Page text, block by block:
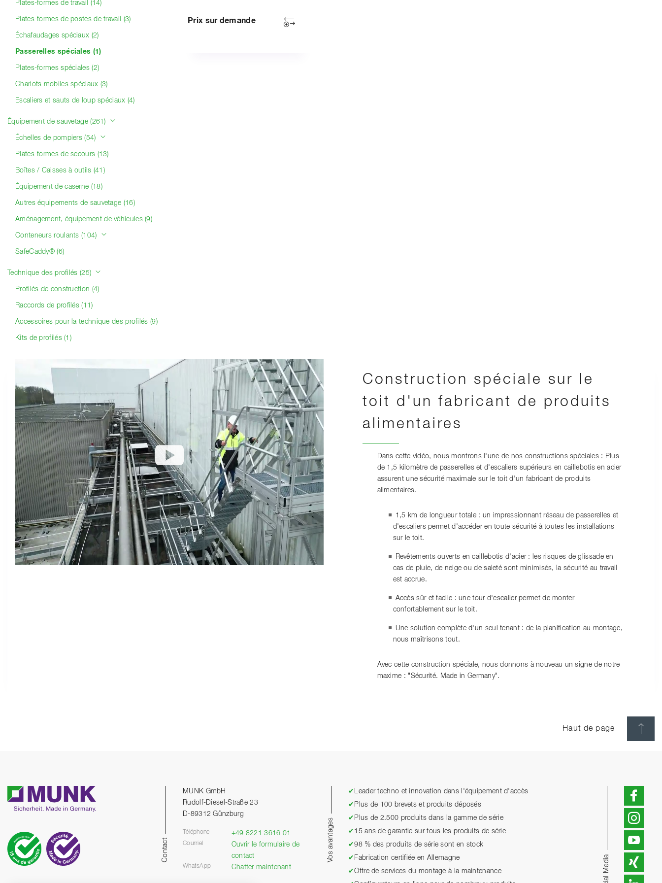
Plates-formes de travail (14)
Plates-formes de postes de travail (3)
Échafaudages spéciaux (2)
Passerelles spéciales (1)
Plates-formes spéciales (2)
Chariots mobiles spéciaux (3)
Escaliers et sauts de loup spéciaux (4)
Équipement de sauvetage (261)
Échelles de pompiers (54)
Plates-formes de secours (13)
Boîtes / Caisses à outils (41)
Équipement de caserne (18)
Autres équipements de sauvetage (16)
Aménagement, équipement de véhicules (9)
Conteneurs roulants (104)
SafeCaddy® (6)
Technique des profilés (25)
Profilés de construction (4)
Raccords de profilés (11)
Accessoires pour la technique des profilés (9)
Kits de profilés (1)
Prix sur demande
Construction spéciale sur le
toit d'un fabricant de produits
alimentaires
Dans cette vidéo, nous montrons l'une de nos constructions spéciales : Plus
de 1,5 kilomètre de passerelles et d'escaliers supérieurs en caillebotis en acier
assurent une sécurité maximale sur le toit d'un fabricant de produits
alimentaires.
1,5 km de longueur totale : un impressionnant réseau de passerelles et
d'escaliers permet d'accéder en toute sécurité à toutes les installations
sur le toit.
Revêtements ouverts en caillebotis d'acier : les risques de glissade en
cas de pluie, de neige ou de saleté sont minimisés, la sécurité au travail
est accrue.
Accès sûr et facile : une tour d'escalier permet de monter
confortablement sur le toit.
Une solution complète d'un seul tenant : de la planification au montage,
nous maîtrisons tout.
Avec cette construction spéciale, nous donnons à nouveau un signe de notre
maxime : "Sécurité. Made in Germany".
Haut de page
Contact
MUNK GmbH
Rudolf-Diesel-Straße 23
D-89312 Günzburg
Téléphone +49 8221 3616 01
Courriel
Ouvrir le formulaire de
contact
WhatsApp Chatter maintenant
Vos avantages
✔ Leader techno et innovation dans l'équipement d'accès
✔ Plus de 100 brevets et produits déposés
✔ Plus de 2.500 produits dans la gamme de série
✔ 15 ans de garantie sur tous les produits de série
✔98 % des produits de série sont en stock
✔ Fabrication certifiée en Allemagne
✔Offre de services du montage à la maintenance
Social Media